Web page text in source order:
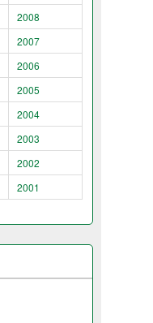
2008
2007
2006
2005
2004
2003
2002
2001